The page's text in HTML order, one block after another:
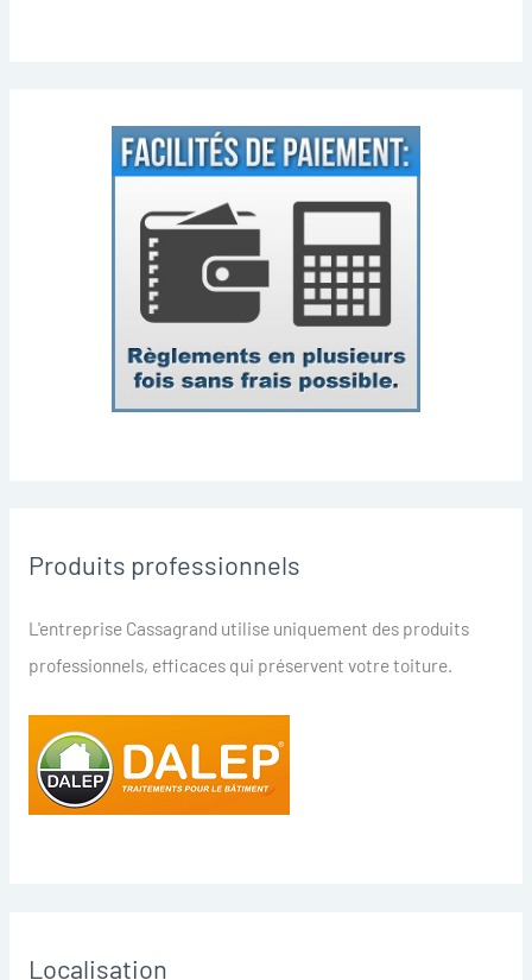
Produits professionnels
L'entreprise Cassagrand utilise uniquement des produits
professionnels, efficaces qui préservent votre toiture.
Localisation